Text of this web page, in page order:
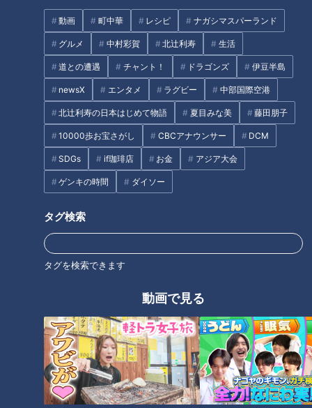
動画 町中華 レシピ ナガシマスパーランド
グルメ 中村彩賀 北辻利寿 生活
道との遭遇 チャント！ ドラゴンズ 伊豆半島
newsX エンタメ ラグビー 中部国際空港
北辻利寿の日本はじめて物語 夏目みな美 藤田朋子
10000歩お宝さがし CBCアナウンサー DCM
SDGs if珈琲店 お金 アジア大会
ゲンキの時間 ダイソー
タグ検索
タグを検索できます
動画で見る
生活 チャント！
番組紹介
チャント！
くらしニュース
身近な生活情報から芸能、どこよりも詳しい天気情報などなど、東
海3県にとことん寄り添う新しい報道・情報番組。毎週月～金曜 午
後3:49～5:50放送（金曜は午後4:50～5:50放送）。
番組サイト
最新話の見逃し配信はこちら
オススメ関連コンテンツ